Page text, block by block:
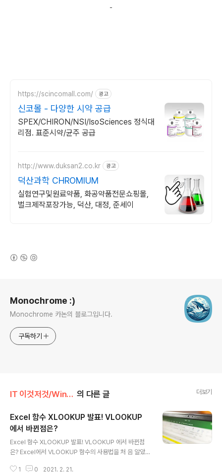
-
https://scincomall.com/ 광고
신코몰 - 다양한 시약 공급
SPEX/CHIRON/NSI/IsoSciences 정식대
리점. 표준시약/균주 공급
http://www.duksan2.co.kr 광고
덕산과학 CHROMIUM
실험연구및원료약품, 화공약품전문쇼핑몰,
벌크제작포장가능, 덕산, 대정, 준세이
Monochrome :)
Monochrome 카논의 블로그입니다.
구독하기
IT 이것저것/Windows 의 다른 글 더보기
Excel 함수 XLOOKUP 발표! VLOOKUP
에서 바뀐점은?
Excel 함수 XLOOKUP 발표! VLOOKUP 에서 바뀐점
은? Excel에서 VLOOKUP 함수의 사용법을 처 음 알았던
에 앉아 있던 나는, "이 이상한 함수는 무엇일까?"라고 문
1 0 2021. 2. 21.